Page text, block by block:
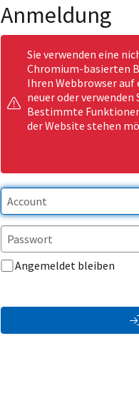
Anmeldung
Sie verwenden eine
Chromium-basierten
Ihren Webbrowser auf
neuer oder verwenden
Bestimmte
der Website stehen
Angemeldet bleiben